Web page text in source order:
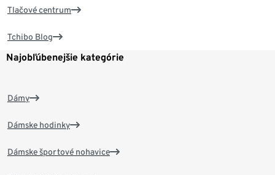
Tlačové centrum
Tchibo Blog
Najobľúbenejšie kategórie
Dámy
Dámske hodinky
Dámske športové nohavice